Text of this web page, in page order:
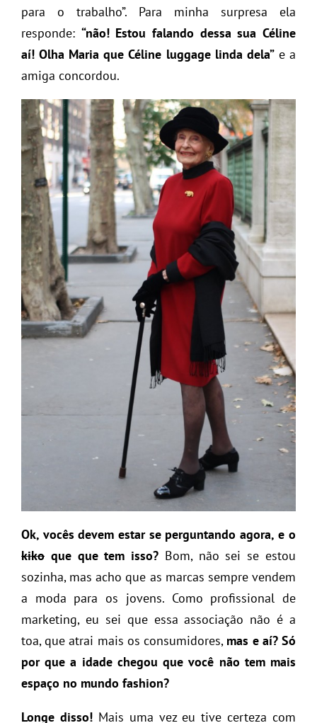
para o trabalho”. Para minha surpresa ela
responde: “não! Estou falando dessa sua Céline
aí! Olha Maria que Céline luggage linda dela”e a
amiga concordou.
Ok, vocês devem estar se perguntando agora, e o
kiko que que tem isso? Bom, não sei se estou
sozinha, mas acho que as marcas sempre vendem
a moda para os jovens. Como profissional de
marketing, eu sei que essa associação não é a
toa, que atrai mais os consumidores, mas e aí? Só
por que a idade chegou que você não tem mais
espaço no mundo fashion?
Longe disso!Mais uma vez eu tive certeza com